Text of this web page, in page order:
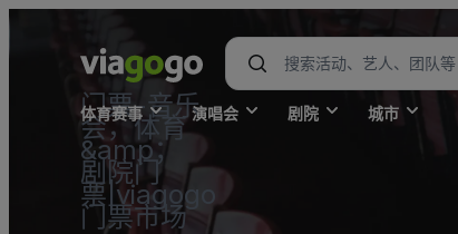
门票-音乐
会，体育
&amp；
剧院门
票|viagogo
门票市场
体育赛事 演唱会 剧院 城市